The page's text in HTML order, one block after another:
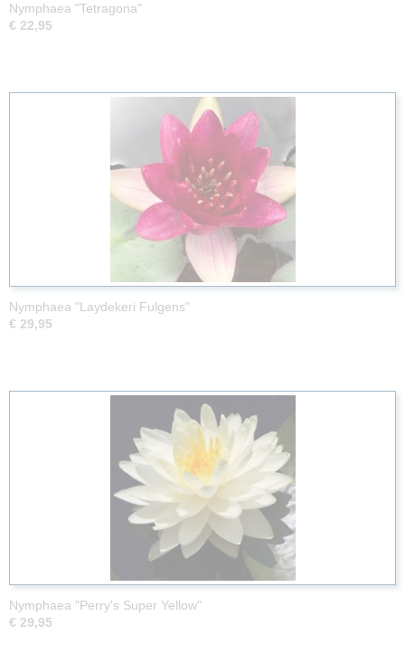
Nymphaea "Tetragona"
€ 22,95
Nymphaea "Laydekeri Fulgens"
€ 29,95
Nymphaea "Perry's Super Yellow"
€ 29,95